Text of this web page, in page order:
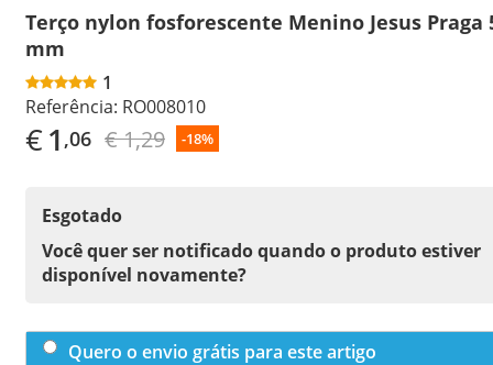
Terço nylon fosforescente Menino Jesus Praga
mm
1
Referência: RO008010
€1 ,06 € 1,29 -18%
Esgotado
Você quer ser notificado quando o produto estiver
disponível novamente?
Quero o envio grátis para este artigo